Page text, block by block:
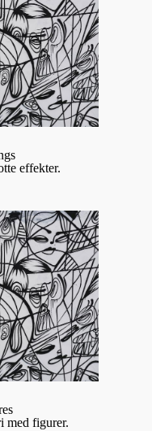
effekter.
med figurer.